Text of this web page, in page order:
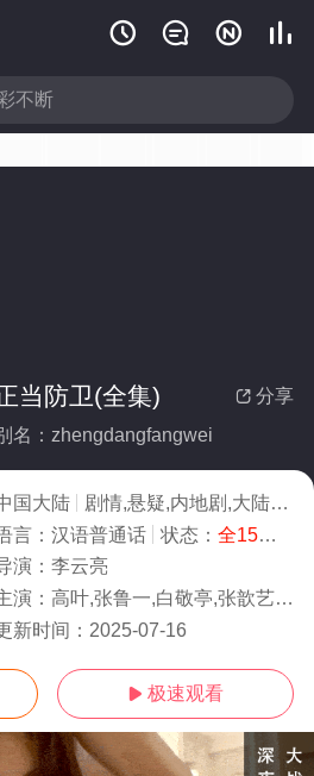
   
 分享
当防卫(全集)
名：zhengdangfangwei
国大陆 剧情,悬疑,内地剧,大陆
言： 汉语普通话 状态： 全15集
演： 李云亮
演： 高叶,张鲁一,白敬亭,张歆艺,张柏嘉,叶青
新时间： 2025-07-16
 极速观看